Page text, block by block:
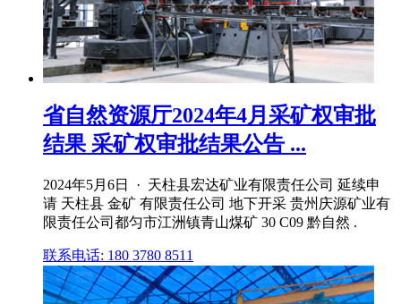
省自然资源厅2024年4月采矿权审批
结果 采矿权审批结果公告 ...
2024年5月6日 · 天柱县宏达矿业有限责任公司 延续申
请 天柱县 金矿 有限责任公司 地下开采 贵州庆源矿业有
限责任公司都匀市江洲镇青山煤矿 30 C09 黔自然 .
联系电话: 180 3780 8511